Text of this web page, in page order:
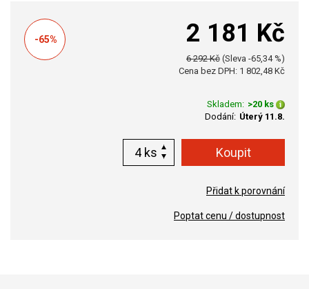
-65% 2 181 Kč
6 292 Kč (Sleva -65,34 %)
Cena bez DPH: 1 802,48 Kč
Skladem: >20 ks
Dodání: Úterý 11.8.
ks
Přidat k porovnání
Poptat cenu / dostupnost